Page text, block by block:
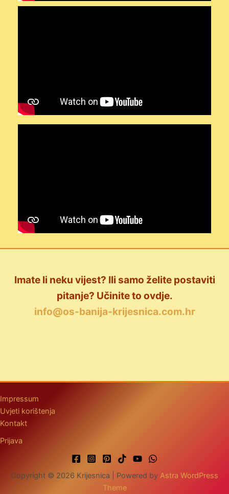
Imate li neku vijest? Ili samo želite postaviti
pitanje? Učinite to ovdje.
info@os-banija-krijesnica.com.hr
Impressum
Uvjeti korištenja
Kontakt
Prijava
Copyright © 2026 Krijesnica | Powered by Astra WordPress
Theme